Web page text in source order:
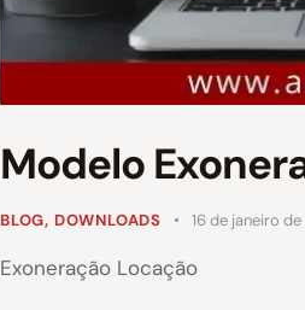
Modelo
BLOG, DOWNLOADS 16 de janeiro de
Exoneração Locação